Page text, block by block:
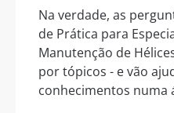
Na verdade, as
de Prática para
Manutenção de
por tópicos - e vão
conhecimentos numa